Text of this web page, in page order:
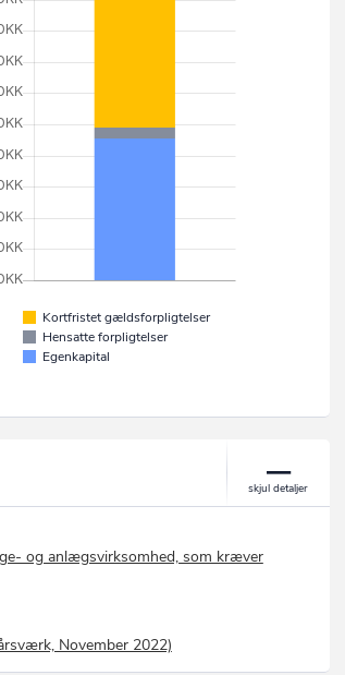
Kortfristet gældsforpligtelser
Hensatte forpligtelser
Egenkapital
og anlægsvirksomhed, som kræver
November 2022)